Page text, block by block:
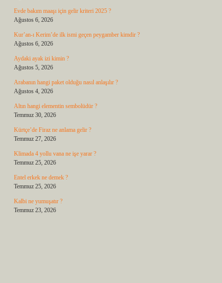
Evde bakım maaşı için gelir kriteri 2025 ?
Ağustos 6, 2026
Kur’an-ı Kerim’de ilk ismi geçen peygamber kimdir ?
Ağustos 6, 2026
Aydaki ayak izi kimin ?
Ağustos 5, 2026
Arabanın hangi paket olduğu nasıl anlaşılır ?
Ağustos 4, 2026
Altın hangi elementin sembolüdür ?
Temmuz 30, 2026
Kürtçe’de Firaz ne anlama gelir ?
Temmuz 27, 2026
Klimada 4 yollu vana ne işe yarar ?
Temmuz 25, 2026
Entel erkek ne demek ?
Temmuz 25, 2026
Kalbi ne yumuşatır ?
Temmuz 23, 2026